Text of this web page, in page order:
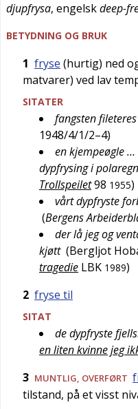
djupfrysa, engelskdeep-
BETYDNING OG BRUK
1 fryse (hurtig) ned
matvarer) ved lav
SITATER
fangsten
1948/4/1/2–4)
en kjempeøgle
dypfrysing i
Trollspeilet98 1955)
vårt dypfryste
(Bergens
der lå jeg og
kjøtt (Bergljot
tragedie LBK 1989)
2 fryse til
SITAT
de dypfryste
en liten kvinne jeg
3 MUNTLIG, OVERFØRT
tilstand, på et visst